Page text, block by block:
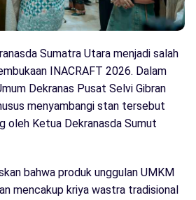
Sumatra Utara menjadi salah
INACRAFT 2026. Dalam
Dekranas Pusat Selvi Gibran
menyambangi stan tersebut
oleh Ketua Dekranasda Sumut
bahwa produk unggulan UMKM
mencakup kriya wastra tradisional